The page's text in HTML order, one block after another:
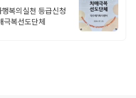
복의실천 등급신청
복선도단체